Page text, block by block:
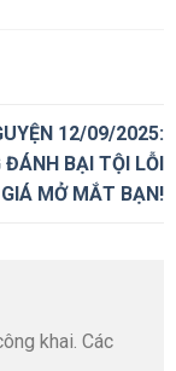
12/09/2025:
ĐÁNH BẠI TỘI LỖI
MỞ MẮT BẠN!
khai. Các